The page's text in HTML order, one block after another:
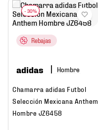
Rebajas
adidas Hombre
Chamarra adidas Futbol
Selección Mexicana Anthem
Hombre JZ6458